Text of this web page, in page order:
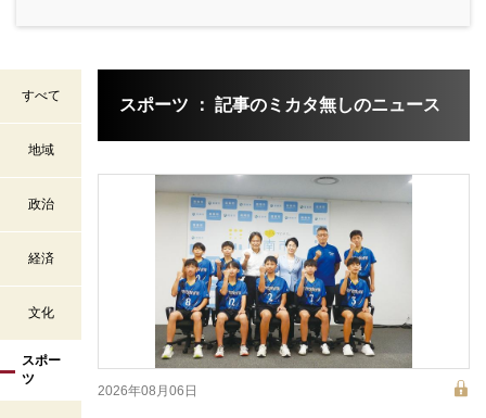
すべて
地域
政治
経済
文化
スポー
ツ
スポーツ ： 記事のミカタ無しのニュース
2026年08月06日